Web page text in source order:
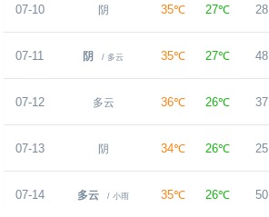
07-10 阴 35℃ 27℃ 28
07-11 阴 / 多云 35℃ 27℃ 48
07-12 多云 36℃ 26℃ 37
07-13 阴 34℃ 26℃ 25
07-14 多云 / 小雨 35℃ 26℃ 50